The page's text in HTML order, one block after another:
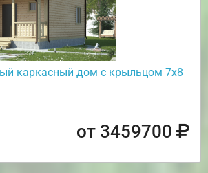
каркасный дом с крыльцом 7х8
от 3459700